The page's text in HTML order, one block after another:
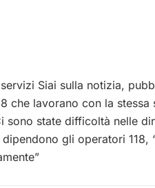
Siai sulla notizia,
che lavorano con la
sono state difficoltà nelle
gli operatori